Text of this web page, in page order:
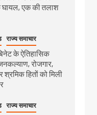
घायल, एक की तलाश
राज्य समाचार
के ऐतिहासिक
रोजगार,
श्रमिक हितों को मिली
राज्य समाचार